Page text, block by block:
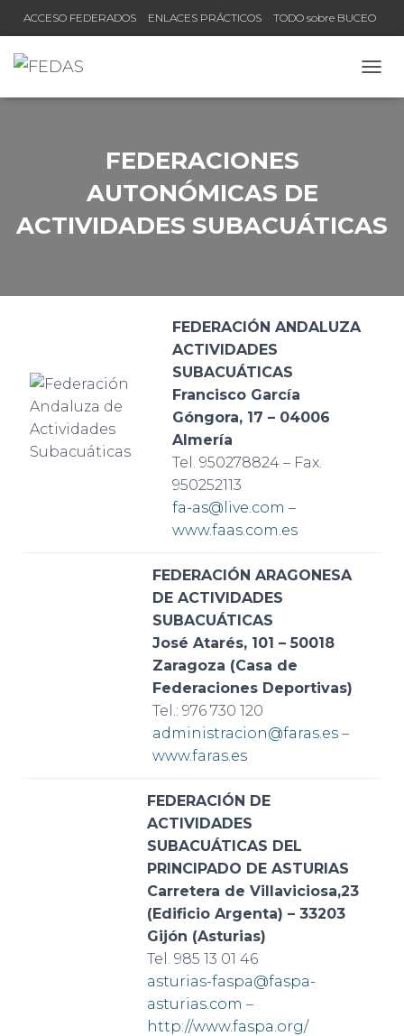
ACCESO FEDERADOS ENLACES PRÁCTICOS TODO sobre BUCEO
FEDERACIONES
AUTONÓMICAS DE
ACTIVIDADES SUBACUÁTICAS
FEDERACIÓN ANDALUZA
ACTIVIDADES
SUBACUÁTICAS
Francisco García
Góngora, 17 – 04006
Almería
Tel. 950278824 – Fax.
950252113
fa-as@live.com –
www.faas.com.es
FEDERACIÓN ARAGONESA
DE ACTIVIDADES
SUBACUÁTICAS
José Atarés, 101 – 50018
Zaragoza (Casa de
Federaciones Deportivas)
Tel.: 976 730 120
administracion@faras.es –
www.faras.es
FEDERACIÓN DE
ACTIVIDADES
SUBACUÁTICAS DEL
PRINCIPADO DE ASTURIAS
Carretera de Villaviciosa,23
(Edificio Argenta) – 33203
Gijón (Asturias)
Tel. 985 13 01 46
asturias-faspa@faspa-
asturias.com –
http://www.faspa.org/